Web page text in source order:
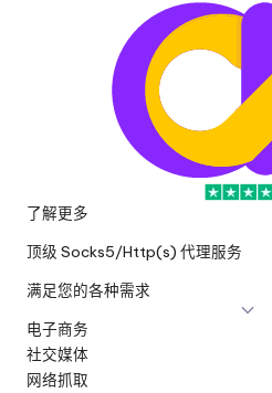
了解更多
顶级 Socks5/Http(s) 代理服务
满足您的各种需求
电子商务
社交媒体
网络抓取